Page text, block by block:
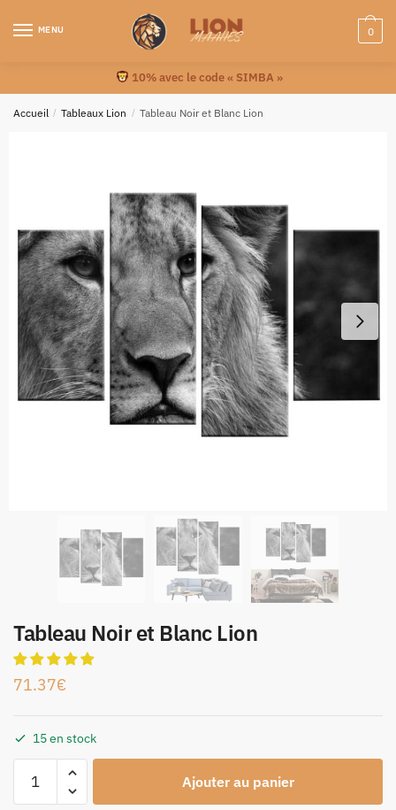
MENU 0
10% avec le code « SIMBA »
Accueil / Tableaux Lion / Tableau Noir et Blanc Lion
Tableau Noir et Blanc Lion
71.37€
15 en stock
Ajouter au panier